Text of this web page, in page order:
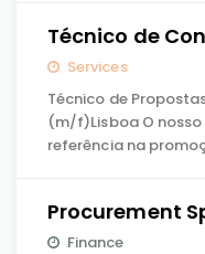
Técnico de
Services
Técnico de
(m/f)Lisboa O
referência na
Procurement
Finance